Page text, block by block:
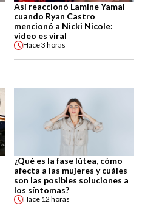
Así reaccionó Lamine Yamal
cuando Ryan Castro
mencionó a Nicki Nicole:
video es viral
Hace3 horas
¿Qué es la fase lútea, cómo
afecta a las mujeres y cuáles
son las posibles soluciones a
los síntomas?
Hace 12 horas